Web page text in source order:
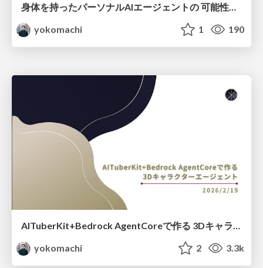
身体を持ったパーソナルAIエージェントの 可能性を探る開発
yokomachi
1 190
AITuberKit+Bedrock AgentCoreで作る 3Dキャラクターエージェント
yokomachi
2 3.3k